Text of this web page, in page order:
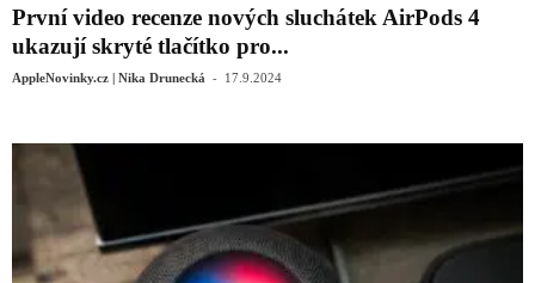
První video recenze nových sluchátek AirPods 4
ukazují skryté tlačítko pro...
AppleNovinky.cz | Nika Drunecká - 17.9.2024